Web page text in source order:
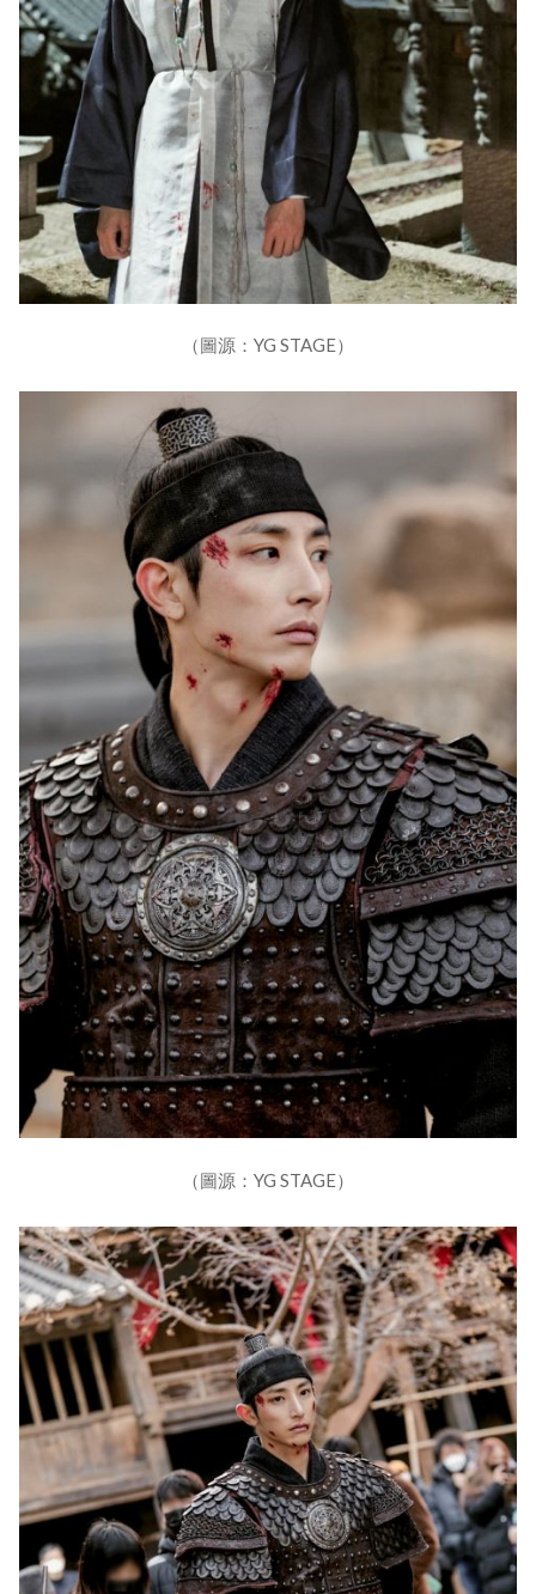
（圖源：YG STAGE）
（圖源：YG STAGE）